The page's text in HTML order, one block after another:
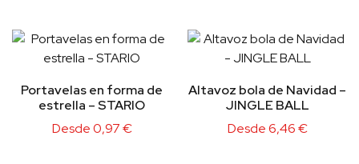
Portavelas en forma de
estrella – STARIO
Desde0,97€
Altavoz bola de Navidad –
JINGLE BALL
Desde6,46€